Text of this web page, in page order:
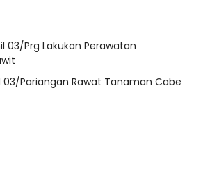
03/Prg Lakukan Perawatan
03/Pariangan Rawat Tanaman Cabe